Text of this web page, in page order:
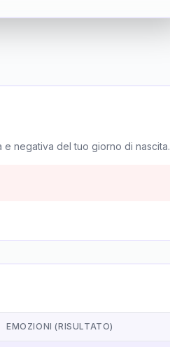
negativa del tuo giorno di nascita.
EMOZIONI (RISULTATO)